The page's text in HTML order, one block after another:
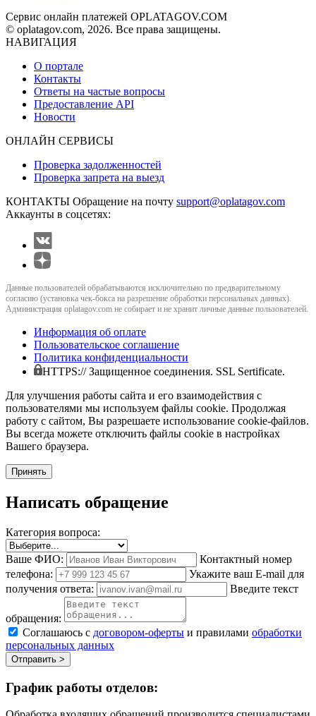
Сервис онлайн платежей OPLATAGOV.COM
© oplatagov.com, 2026. Все права защищены.
НАВИГАЦИЯ
О портале
Контакты
Ответы на частые вопросы
Предоставление API
Новости
ОНЛАЙН СЕРВИСЫ
Проверка задолженностей
Проверка запрета на выезд
КОНТАКТЫ Обращение на почту support@oplatagov.com
Аккаунты в соцсетях:
Данные пользователей обрабатываются исключительно по предварительному
согласию (установка чек-бокса на разрешение обработки персональных данных).
Администрация oplatagov.com не собирает и не хранит личные данные пользователей.
Информация об оплате
Пользовательское соглашение
Политика конфиденциальности
HTTPS:// Защищенное соединения. SSL Sertificate.
Для улучшения работы сайта и его взаимодействия с
пользователями мы используем файлы cookie. Продолжая
работу с сайтом, Вы разрешаете использование cookie-файлов.
Вы всегда можете отключить файлы cookie в настройках
Вашего браузера.
Принять
Написать обращение
Категория вопроса:
Ваше ФИО:
Контактный номер
телефона:
Укажите ваш E-mail для
получения ответа:
Введите текст
обращения:
Соглашаюсь с договором-оферты и правилами обработки
персональных данных
Отправить >
График работы отделов: